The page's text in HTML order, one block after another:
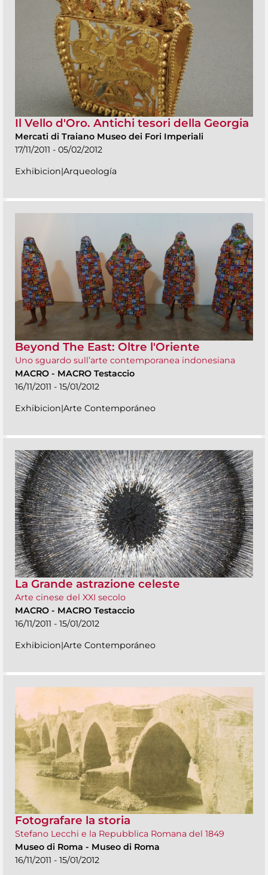
Il Vello d'Oro. Antichi tesori della Georgia
Mercati di Traiano Museo dei Fori Imperiali
17/11/2011 - 05/02/2012
Exhibicion|Arqueología
Beyond The East: Oltre l'Oriente
Uno sguardo sull’arte contemporanea indonesiana
MACRO - MACRO Testaccio
16/11/2011 - 15/01/2012
Exhibicion|Arte Contemporáneo
La Grande astrazione celeste
Arte cinese del XXI secolo
MACRO - MACRO Testaccio
16/11/2011 - 15/01/2012
Exhibicion|Arte Contemporáneo
Fotografare la storia
Stefano Lecchi e la Repubblica Romana del 1849
Museo di Roma - Museo di Roma
16/11/2011 - 15/01/2012